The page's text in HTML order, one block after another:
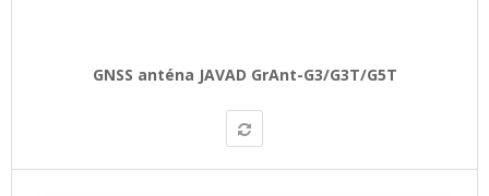
GNSS anténa JAVAD GrAnt-G3/G3T/G5T